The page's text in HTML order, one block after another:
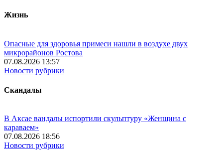
Жизнь
Опасные для здоровья примеси нашли в воздухе двух
микрорайонов Ростова
07.08.2026 13:57
Новости рубрики
Скандалы
В Аксае вандалы испортили скульптуру «Женщина с
караваем»
07.08.2026 18:56
Новости рубрики